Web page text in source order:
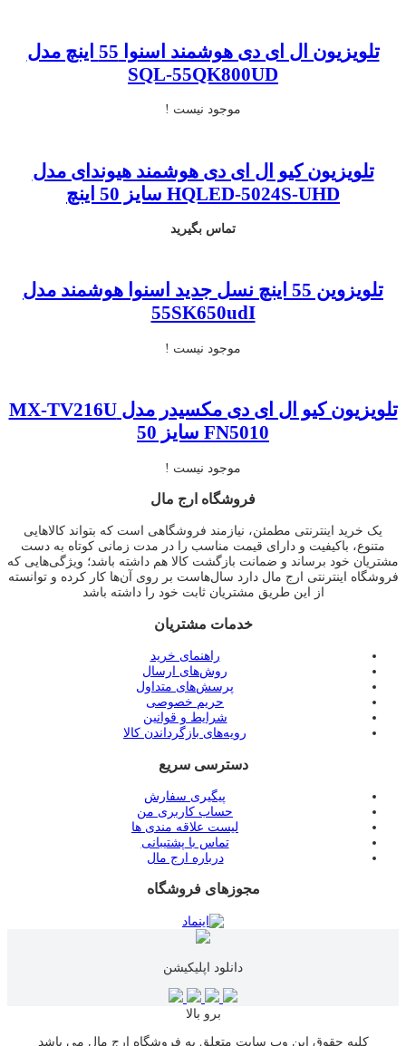
تلویزیون ال ای دی هوشمند اسنوا 55 اینچ مدل
SQL-55QK800UD
موجود نیست !
تلویزیون کیو ال ای دی هوشمند هیوندای مدل
HQLED-5024S-UHD سایز 50 اینچ
تماس بگیرید
تلویزوین 55 اینچ نسل جدید اسنوا هوشمند مدل
55SK650udI
موجود نیست !
تلویزیون کیو ال ای دی مکسیدر مدل MX-TV216U
FN5010 سایز 50
موجود نیست !
فروشگاه ارج مال
یک خرید اینترنتی مطمئن، نیازمند فروشگاهی است که بتواند کالاهایی
متنوع، باکیفیت و دارای قیمت مناسب را در مدت زمانی کوتاه به دست
مشتریان خود برساند و ضمانت بازگشت کالا هم داشته باشد؛ ویژگی‌هایی که
فروشگاه اینترنتی ارج مال دارد سال‌هاست بر روی آن‌ها کار کرده و توانسته
از این طریق مشتریان ثابت خود را داشته باشد
خدمات مشتریان
راهنمای خرید
روش‌های ارسال
پرسش‌های متداول
حریم خصوصی
شرایط و قوانین
رویه‌های بازگرداندن کالا
دسترسی سریع
پیگیری سفارش
حساب کاربری من
لیست علاقه مندی ها
تماس با پشتیبانی
درباره ارج مال
مجوزهای فروشگاه
دانلود اپلیکیشن
برو بالا
کلیه حقوق این وب سایت متعلق به فروشگاه ارج مال می باشد